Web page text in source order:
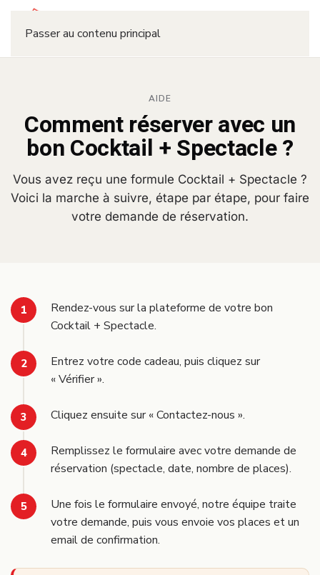
Passer au contenu principal
AIDE
Comment réserver avec un
bon Cocktail + Spectacle ?
Vous avez reçu une formule Cocktail + Spectacle ?
Voici la marche à suivre, étape par étape, pour faire
votre demande de réservation.
Rendez-vous sur la plateforme de votre bon
Cocktail + Spectacle.
Entrez votre code cadeau, puis cliquez sur
« Vérifier ».
Cliquez ensuite sur « Contactez-nous ».
Remplissez le formulaire avec votre demande de
réservation (spectacle, date, nombre de places).
Une fois le formulaire envoyé, notre équipe traite
votre demande, puis vous envoie vos places et un
email de confirmation.